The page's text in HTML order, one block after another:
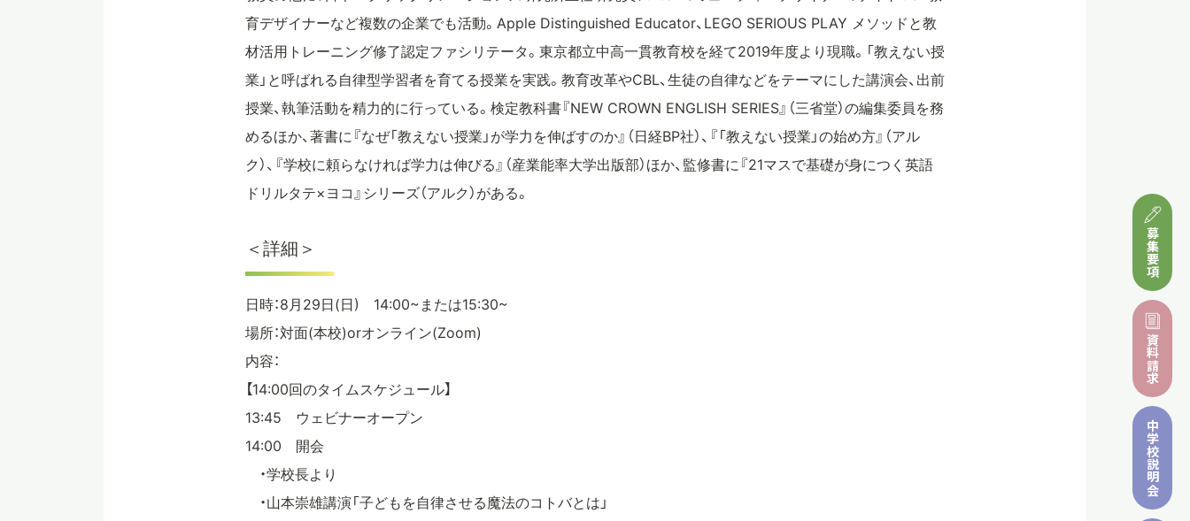
募集要項
資料請求
中学校
説明会
育デザイナーなど複数の企業でも活動。Apple Distinguished Educator、LEGO SERIOUS PLAY メソッドと教
材活用トレーニング修了認定ファシリテータ。東京都立中高一貫教育校を経て2019年度より現職。「教えない授
業」と呼ばれる自律型学習者を育てる授業を実践。教育改革やCBL、生徒の自律などをテーマにした講演会、出前
授業、執筆活動を精力的に行っている。検定教科書『NEW CROWN ENGLISH SERIES』（三省堂）の編集委員を務
めるほか、著書に『なぜ「教えない授業」が学力を伸ばすのか』（日経BP社）、『「教えない授業」の始め方』（アル
ク）、『学校に頼らなければ学力は伸びる』（産業能率大学出版部）ほか、監修書に『21マスで基礎が身につく英語
ドリルタテ×ヨコ』シリーズ（アルク）がある。
＜詳細＞
日時：8月29日(日) 14:00~または15:30~
場所：対面(本校)orオンライン(Zoom)
内容：
【14:00回のタイムスケジュール】
13:45 ウェビナーオープン
14:00 開会
・学校長より
・山本崇雄講演「子どもを自律させる魔法のコトバとは」